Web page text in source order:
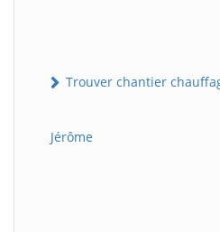
Trouver chantier
Jérôme